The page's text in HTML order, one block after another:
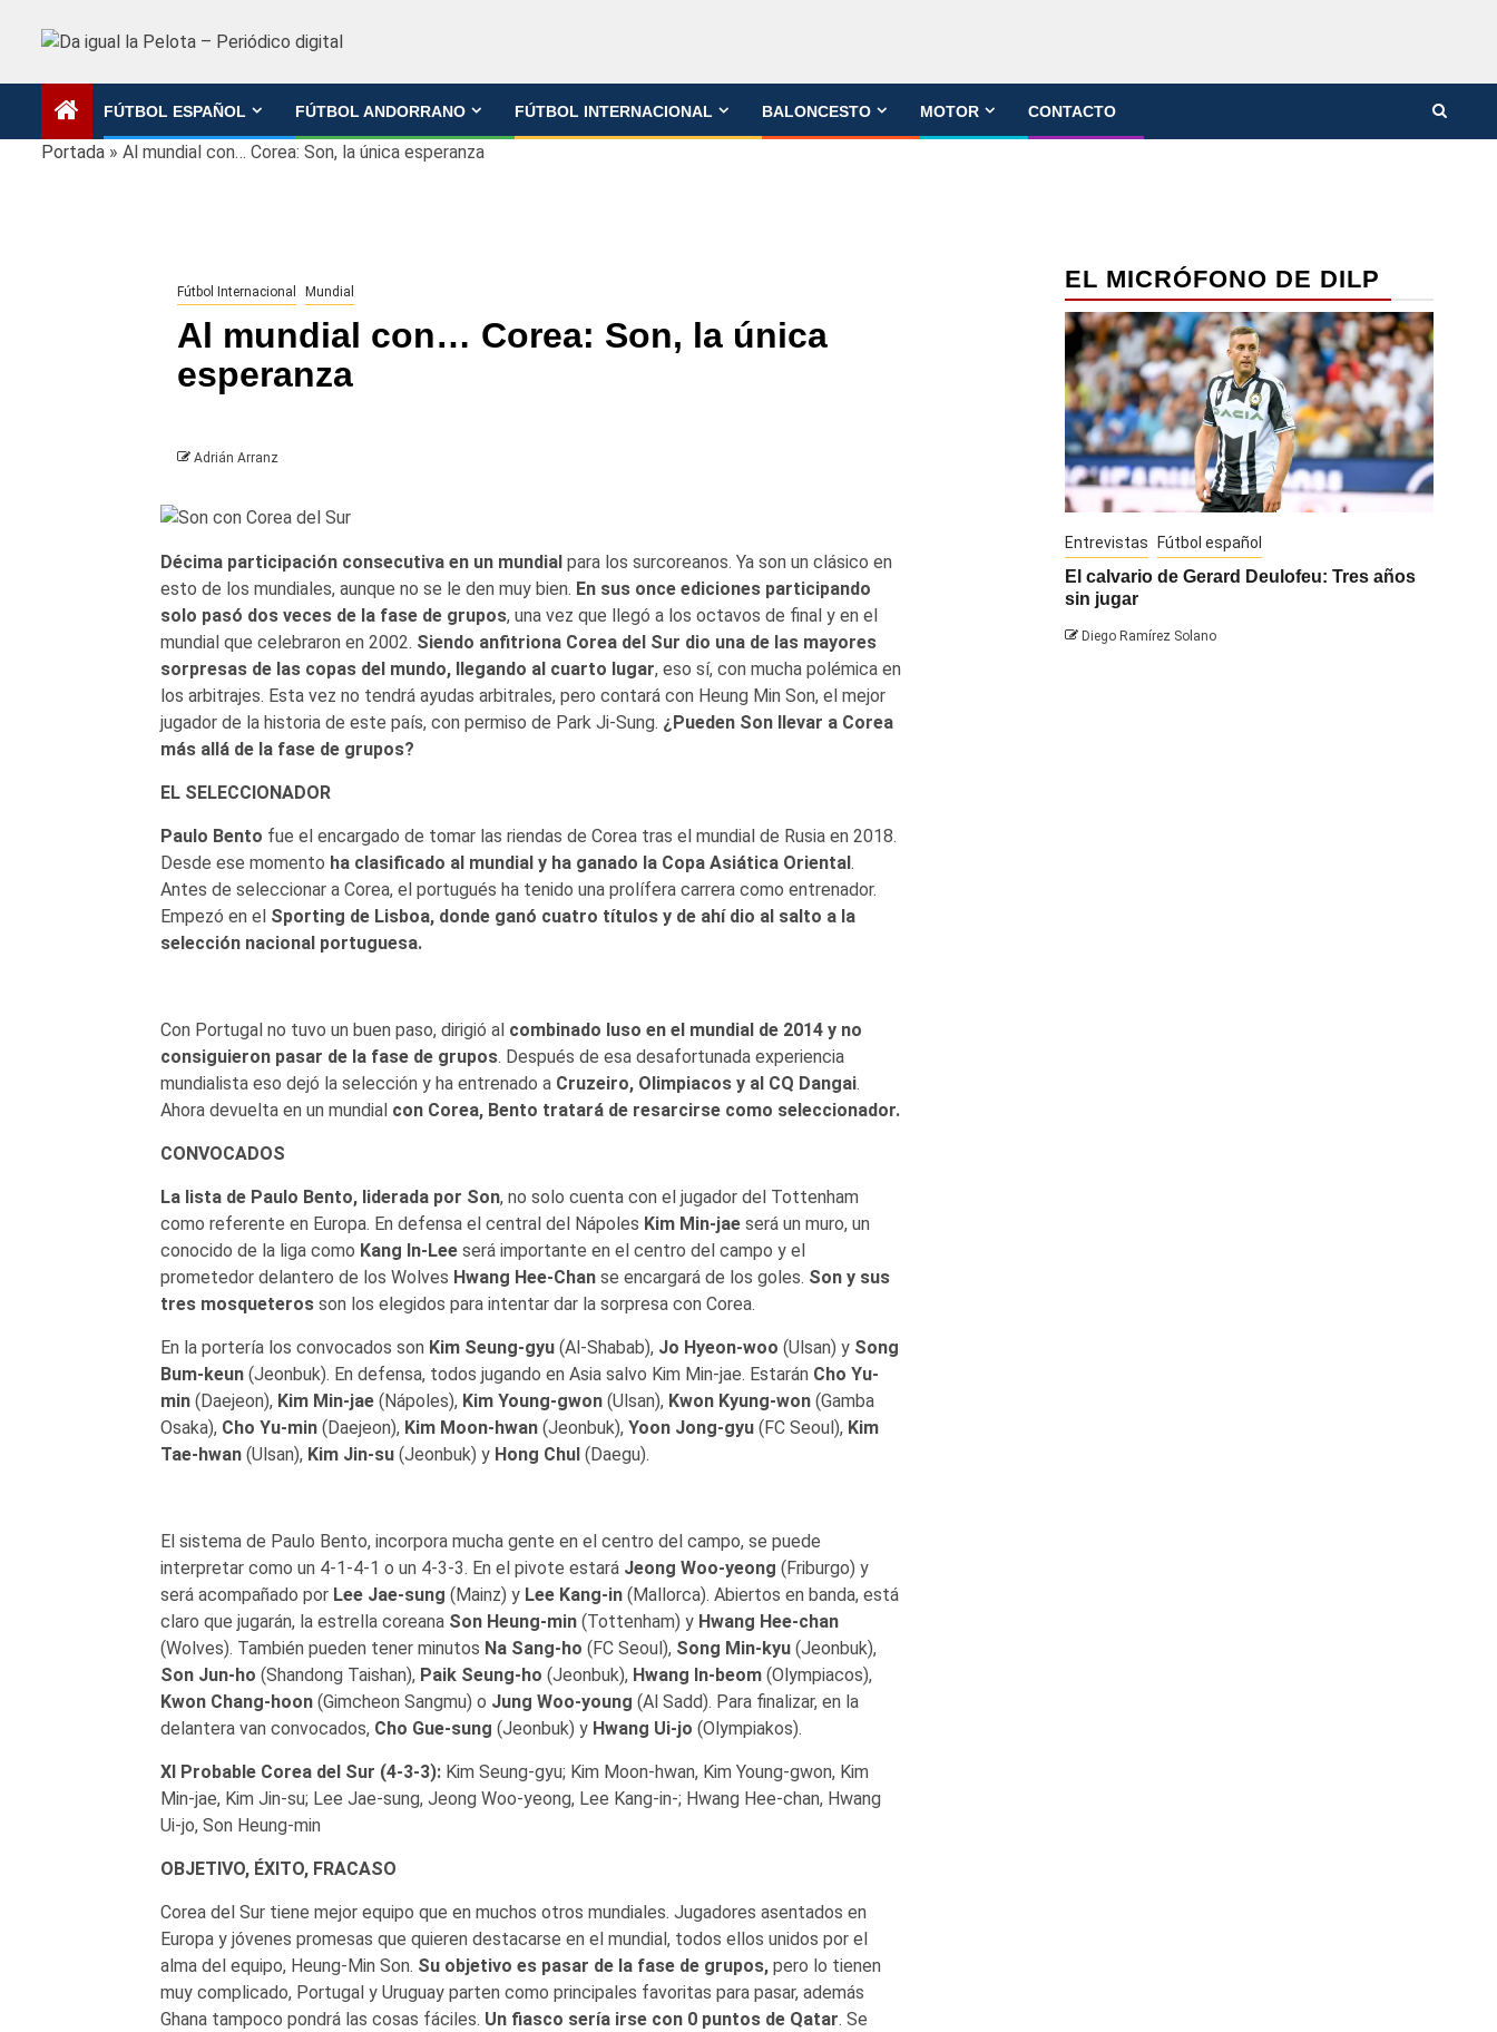
FÚTBOL ESPAÑOL FÚTBOL ANDORRANO FÚTBOL INTERNACIONAL BALONCESTO MOTOR CONTACTO
Portada » Al mundial con… Corea: Son, la única esperanza
Fútbol Internacional Mundial
Al mundial con… Corea: Son, la única
esperanza
Adrián Arranz
Décima participación consecutiva en un mundial para los surcoreanos. Ya son un clásico en
esto de los mundiales, aunque no se le den muy bien. En sus once ediciones participando
solo pasó dos veces de la fase de grupos, una vez que llegó a los octavos de final y en el
mundial que celebraron en 2002. Siendo anfitriona Corea del Sur dio una de las mayores
sorpresas de las copas del mundo, llegando al cuarto lugar, eso sí, con mucha polémica en
los arbitrajes. Esta vez no tendrá ayudas arbitrales, pero contará con Heung Min Son, el mejor
jugador de la historia de este país, con permiso de Park Ji-Sung. ¿Pueden Son llevar a Corea
más allá de la fase de grupos?
EL SELECCIONADOR
Paulo Bento fue el encargado de tomar las riendas de Corea tras el mundial de Rusia en 2018.
Desde ese momento ha clasificado al mundial y ha ganado la Copa Asiática Oriental .
Antes de seleccionar a Corea, el portugués ha tenido una prolífera carrera como entrenador.
Empezó en el Sporting de Lisboa, donde ganó cuatro títulos y de ahí dio al salto a la
selección nacional portuguesa.
Con Portugal no tuvo un buen paso, dirigió al combinado luso en el mundial de 2014 y no
consiguieron pasar de la fase de grupos. Después de esa desafortunada experiencia
mundialista eso dejó la selección y ha entrenado a Cruzeiro, Olimpiacos y al CQ Dangai.
Ahora devuelta en un mundial con Corea, Bento tratará de resarcirse como seleccionador.
CONVOCADOS
La lista de Paulo Bento, liderada por Son, no solo cuenta con el jugador del Tottenham
como referente en Europa. En defensa el central del Nápoles Kim Min-jaeserá un muro, un
conocido de la liga como Kang In-Leeserá importante en el centro del campo y el
prometedor delantero de los Wolves Hwang Hee-Chanse encargará de los goles. Son y sus
tres mosqueterosson los elegidos para intentar dar la sorpresa con Corea.
En la portería los convocados son Kim Seung-gyu(Al-Shabab), Jo Hyeon-woo (Ulsan) y Song
Bum-keun(Jeonbuk). En defensa, todos jugando en Asia salvo Kim Min-jae. Estarán Cho Yu-
min(Daejeon), Kim Min-jae(Nápoles), Kim Young-gwon(Ulsan), Kwon Kyung-won(Gamba
Osaka), Cho Yu-min(Daejeon), Kim Moon-hwan(Jeonbuk), Yoon Jong-gyu(FC Seoul), Kim
Tae-hwan(Ulsan), Kim Jin-su(Jeonbuk) y Hong Chul (Daegu).
El sistema de Paulo Bento, incorpora mucha gente en el centro del campo, se puede
interpretar como un 4-1-4-1 o un 4-3-3. En el pivote estará Jeong Woo-yeong (Friburgo) y
será acompañado por Lee Jae-sung (Mainz) y Lee Kang-in(Mallorca). Abiertos en banda, está
claro que jugarán, la estrella coreana Son Heung-min(Tottenham) y Hwang Hee-chan
(Wolves). También pueden tener minutos Na Sang-ho (FC Seoul), Song Min-kyu(Jeonbuk),
Son Jun-ho (Shandong Taishan), Paik Seung-ho (Jeonbuk), Hwang In-beom(Olympiacos),
Kwon Chang-hoon(Gimcheon Sangmu) o Jung Woo-young (Al Sadd). Para finalizar, en la
delantera van convocados, Cho Gue-sung (Jeonbuk) y Hwang Ui-jo (Olympiakos).
XI Probable Corea del Sur (4-3-3): Kim Seung-gyu; Kim Moon-hwan, Kim Young-gwon, Kim
Min-jae, Kim Jin-su; Lee Jae-sung, Jeong Woo-yeong, Lee Kang-in-; Hwang Hee-chan, Hwang
Ui-jo, Son Heung-min
OBJETIVO, ÉXITO, FRACASO
Corea del Sur tiene mejor equipo que en muchos otros mundiales. Jugadores asentados en
Europa y jóvenes promesas que quieren destacarse en el mundial, todos ellos unidos por el
alma del equipo, Heung-Min Son. Su objetivo es pasar de la fase de grupos,pero lo tienen
muy complicado, Portugal y Uruguay parten como principales favoritas para pasar, además
Ghana tampoco pondrá las cosas fáciles. Un fiasco sería irse con 0 puntos de Qatar. Se
EL MICRÓFONO DE DILP
Entrevistas Fútbol español
El calvario de Gerard Deulofeu: Tres años
sin jugar
Diego Ramírez Solano